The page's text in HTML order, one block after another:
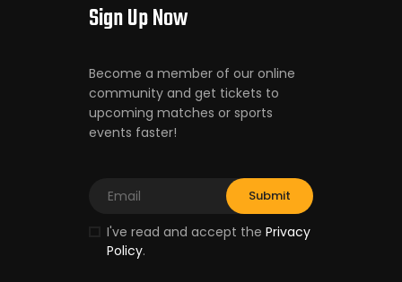
Sign Up Now
Become a member of our online
community and get tickets to
upcoming matches or sports
events faster!
I've read and accept the Privacy
Policy.